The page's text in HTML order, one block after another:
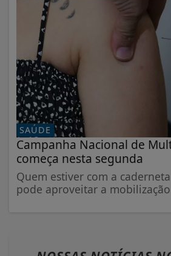
SAÚDE
Campanha Nacional de
começa nesta segunda
Quem estiver com a
pode aproveitar a mobilização